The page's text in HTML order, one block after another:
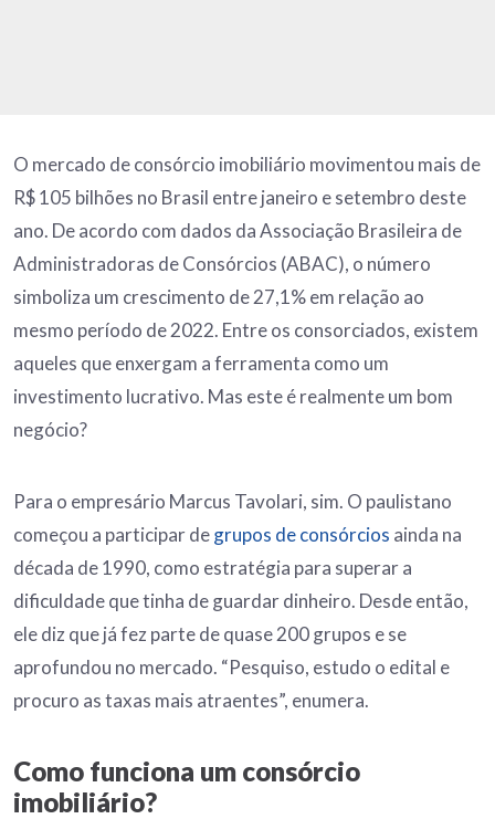
O mercado de consórcio imobiliário movimentou mais de
R$ 105 bilhões no Brasil entre janeiro e setembro deste
ano. De acordo com dados da Associação Brasileira de
Administradoras de Consórcios (ABAC), o número
simboliza um crescimento de 27,1% em relação ao
mesmo período de 2022. Entre os consorciados, existem
aqueles que enxergam a ferramenta como um
investimento lucrativo. Mas este é realmente um bom
negócio?
Para o empresário Marcus Tavolari, sim. O paulistano
começou a participar degrupos de consórcios ainda na
década de 1990, como estratégia para superar a
dificuldade que tinha de guardar dinheiro. Desde então,
ele diz que já fez parte de quase 200 grupos e se
aprofundou no mercado. “Pesquiso, estudo o edital e
procuro as taxas mais atraentes”, enumera.
Como funciona um consórcio
imobiliário?